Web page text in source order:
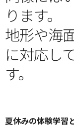
ります。
地形や海
に対応し
す。
夏休みの体験学習